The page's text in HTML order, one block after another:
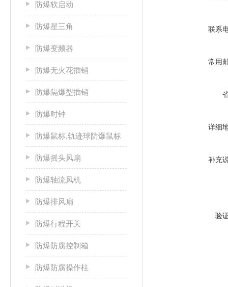
防爆软启动
防爆星三角
防爆变频器
防爆无火花插销
防爆隔爆型插销
防爆时钟
防爆鼠标,轨迹球防爆鼠标
防爆摇头风扇
防爆轴流风机
防爆排风扇
防爆行程开关
防爆防腐控制箱
防爆防腐操作柱
联系
常用
详细
补充
验